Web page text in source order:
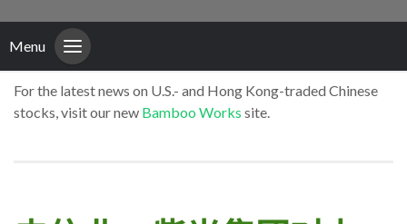
Menu
For the latest news on U.S.- and Hong Kong-traded Chinese
stocks, visit our new Bamboo Works site.